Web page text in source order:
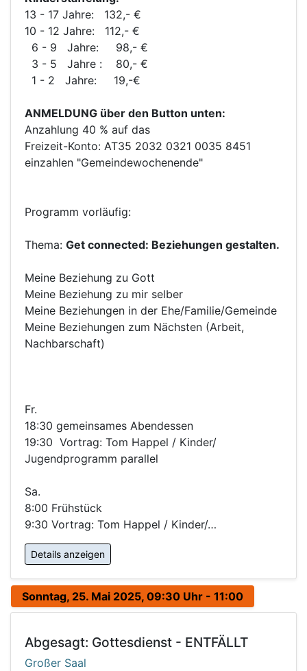
13 - 17 Jahre: 132,- €
10 - 12 Jahre: 112,- €
6 - 9 Jahre: 98,- €
3 - 5 Jahre : 80,- €
1 - 2 Jahre: 19,-€
ANMELDUNG über den Button unten:
Anzahlung 40 % auf das
Freizeit-Konto: AT35 2032 0321 0035 8451
einzahlen "Gemeindewochenende"
Programm vorläufig:
Thema: Get connected: Beziehungen gestalten.
Meine Beziehung zu Gott
Meine Beziehung zu mir selber
Meine Beziehungen in der Ehe/Familie/Gemeinde
Meine Beziehungen zum Nächsten (Arbeit,
Nachbarschaft)
Fr.
18:30 gemeinsames Abendessen
19:30 Vortrag: Tom Happel / Kinder/
Jugendprogramm parallel
Sa.
8:00 Frühstück
9:30 Vortrag: Tom Happel / Kinder/…
Details anzeigen
Sonntag, 25. Mai 2025, 09:30 Uhr - 11:00
Abgesagt: Gottesdienst - ENTFÄLLT
Großer Saal